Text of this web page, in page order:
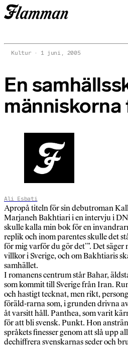
Kultur 1 juni, 2005
En
Ali Esbati
Apropå titeln för sin debutroman
Marjaneh Bakhtiari i en intervju i
skulle kalla min bok för en
replik och inom parentes skulle det
för mig varför du gör det’”. Det
villkor i Sverige, och om Bakhtiaris
samhället.
I romanens centrum står Bahar,
som kommit till Sverige från Iran.
och hastigt tecknat, men rikt,
föräld-rarna som, i grunden drivna
åt varsitt håll. Panthea, som varit
för att bli svensk. Punkt. Hon
språkets finesser genom att slå upp
dechiffrera svenskarnas seder och